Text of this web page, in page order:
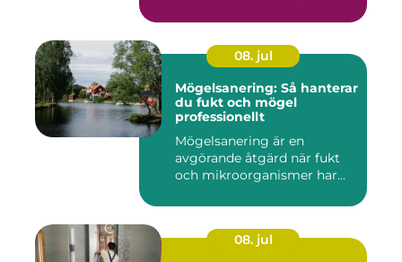
08. jul
Mögelsanering: Så hanterar
du fukt och mögel
professionellt
Mögelsanering är en
avgörande åtgärd när fukt
och mikroorganismer har...
08. jul